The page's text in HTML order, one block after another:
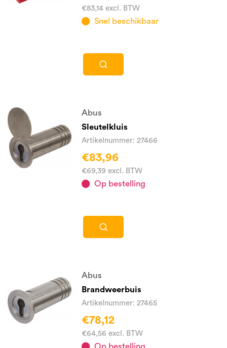
€83,14 excl. BTW
Snel beschikbaar
Abus
Sleutelkluis
Artikelnummer: 27466
€83,96
€69,39 excl. BTW
Op bestelling
Abus
Brandweerbuis
Artikelnummer: 27465
€78,12
€64,56 excl. BTW
Op bestelling